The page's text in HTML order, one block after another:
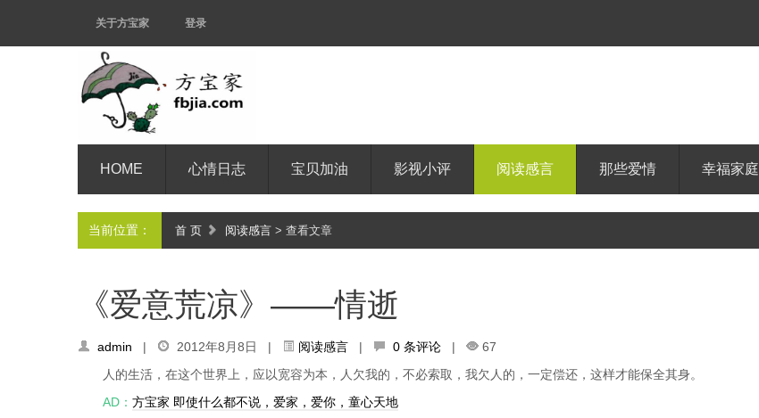
关于方宝家 登录
HOME 心情日志 宝贝加油 影视小评 阅读感言 那些爱情 幸福家庭
当前位置： 首 页 阅读感言 > 查看文章
《爱意荒凉》——情逝
admin | 2012年8月8日 | 阅读感言 | 0 条评论 |
67
人的生活，在这个世界上，应以宽容为本，人欠我的，不必索取，我欠人的，一定偿还，这样才能保全其身。
AD： 方宝家 即使什么都不说，爱家，爱你，童心天地